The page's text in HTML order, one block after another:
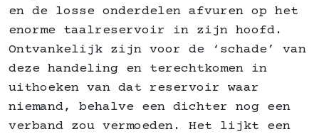
en de losse onderdelen afvuren op het
enorme taalreservoir in zijn hoofd.
Ontvankelijk zijn voor de ‘schade’ van
deze handeling en terechtkomen in
uithoeken van dat reservoir waar
niemand, behalve een dichter nog een
verband zou vermoeden. Het lijkt een